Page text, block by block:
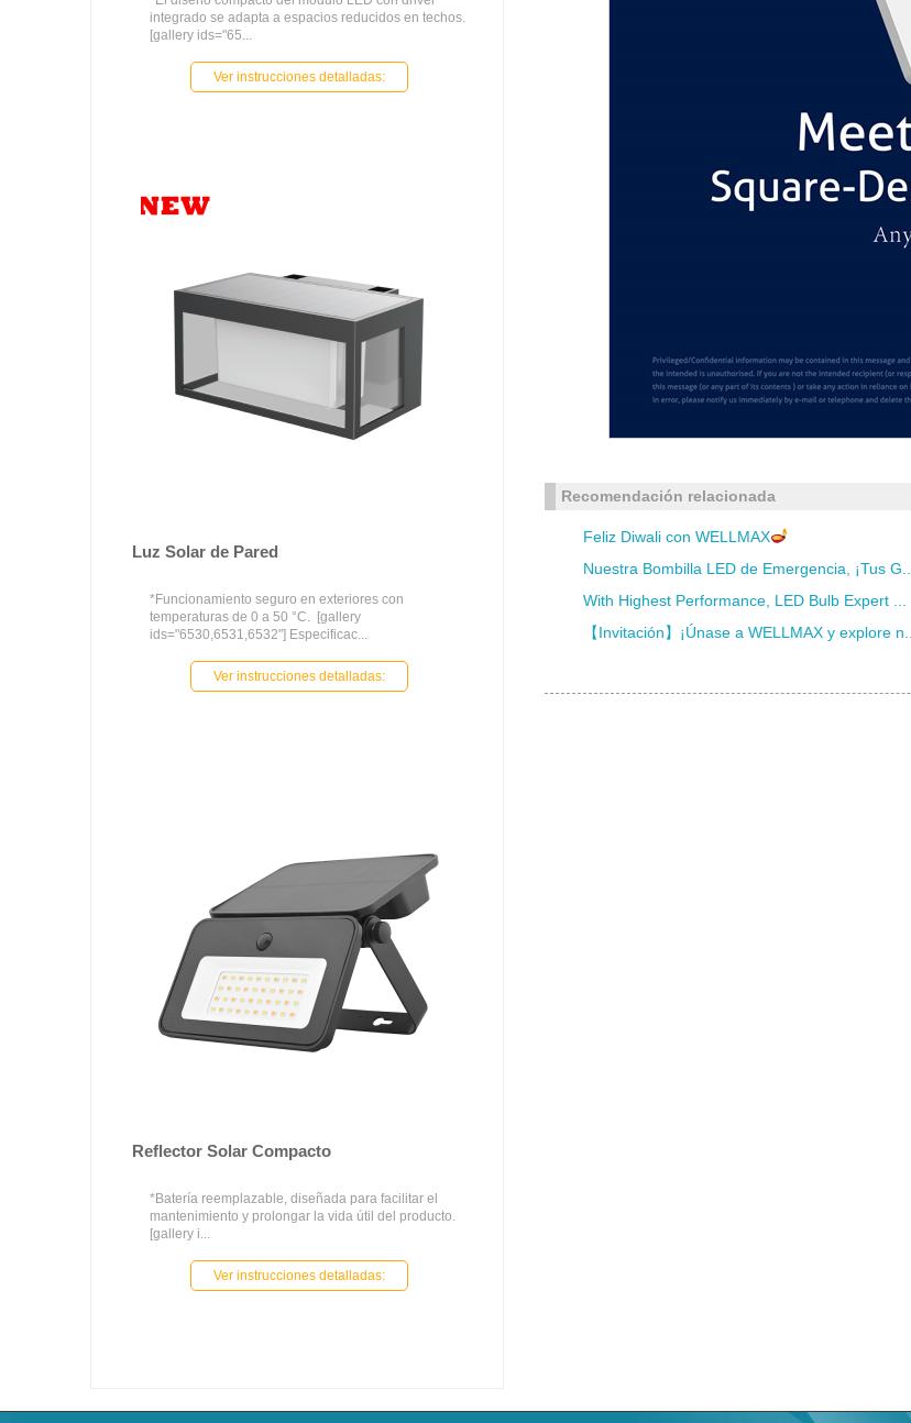
integrado se adapta a espacios reducidos en techos.
[gallery ids="65...
Ver instrucciones detalladas:
Luz Solar de Pared
*Funcionamiento seguro en exteriores con
temperaturas de 0 a 50 °C. [gallery
ids="6530,6531,6532"] Especificac...
Ver instrucciones detalladas:
Reflector Solar Compacto
*Batería reemplazable, diseñada para facilitar el
mantenimiento y prolongar la vida útil del producto.
[gallery i...
Ver instrucciones detalladas:
Recomendación relacionada
Feliz Diwali con WELLMAX
Nuestra Bombilla LED de Emergencia, ¡Tus G...
With Highest Performance, LED Bulb Expert ...
【Invitación】¡Únase a WELLMAX y explore n...